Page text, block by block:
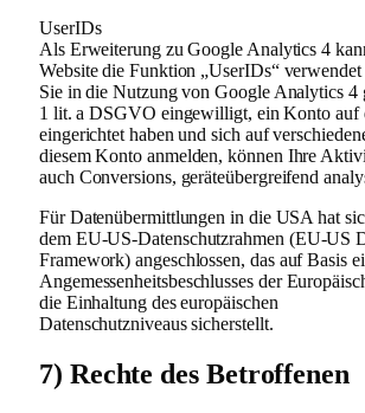
UserIDs
Als Erweiterung zu Google Analytics 4
Website die Funktion „UserIDs“
Sie in die Nutzung von Google Analytics 4
1 lit. a DSGVO eingewilligt, ein Konto auf
eingerichtet haben und sich auf
diesem Konto anmelden, können Ihre
auch Conversions, geräteübergreifend
Für Datenübermittlungen in die USA hat
dem EU-US-Datenschutzrahmen (EU-US
Framework) angeschlossen, das auf Basis
Angemessenheitsbeschlusses der
die Einhaltung des europäischen
Datenschutzniveaus sicherstellt.
7) Rechte des Betroffenen